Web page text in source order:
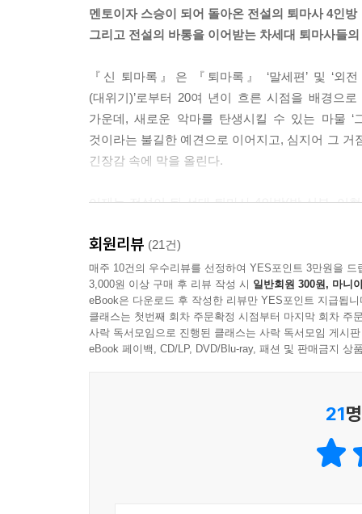
멘토이자 스승이 되어 돌아온 전설의 퇴마사 4인방
그리고 전설의 바통을 이어받는 차세대 퇴마사들
『신 퇴마록』은 『퇴마록』 ‘말세편’ 및 ‘외
(대위기)’로부터 20여 년이 흐른 시점을 배경으
가운데, 새로운 악마를 탄생시킬 수 있는 마물
것이라는 불길한 예견으로 이어지고, 심지어 그
긴장감 속에 막을 올린다.
이제는 전설이 된 선대 퇴마사 4인방(박 신부, 이
기다려온 기존 독자들의 기대를 완벽히 충족시킬
한편, 퇴마사로 합류하는 새로운 얼굴들의 등장은
사실을 알지 못한 채 원인 불명의 고통에 시달리
등장한다. 일찍이 『퇴마록』이 그러했듯이, 각
과정은 그 자체로 상징적이다. 시리즈 전체를
“우린 더 이상 혼자도 아니고 고통받는 자들도 아
회원리뷰 (21건)
매주 10건의 우수리뷰를 선정하여 YES포인트 3만원을 드
3,000원 이상 구매 후 리뷰 작성 시 일반회원 300원, 마니
eBook은 다운로드 후 작성한 리뷰만 YES포인트 지급됩니
클래스는 첫번째 회차 주문확정 시점부터 마지막 회차 주
사락 독서모임으로 진행된 클래스는 사락 독서모임 게시
eBook 페이백, CD/LP, DVD/Blu-ray, 패션 및 판매금지 상
21